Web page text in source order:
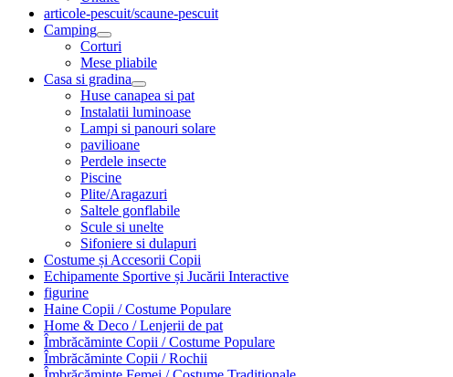
articole-pescuit/scaune-pescuit
Camping
Corturi
Mese pliabile
Casa si gradina
Huse canapea si pat
Instalatii luminoase
Lampi si panouri solare
pavilioane
Perdele insecte
Piscine
Plite/Aragazuri
Saltele gonflabile
Scule si unelte
Sifoniere si dulapuri
Costume și Accesorii Copii
Echipamente Sportive și Jucării Interactive
figurine
Haine Copii / Costume Populare
Home & Deco / Lenjerii de pat
Îmbrăcăminte Copii / Costume Populare
Îmbrăcăminte Copii / Rochii